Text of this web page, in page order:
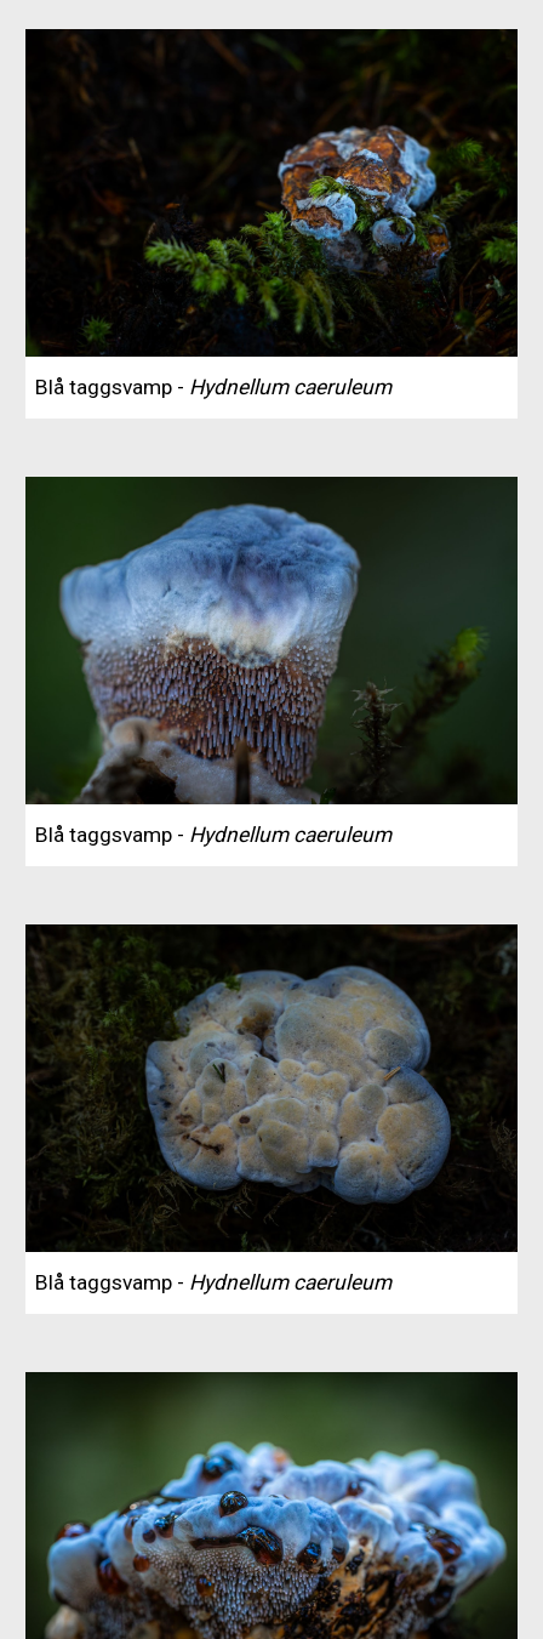
Blå taggsvamp - Hydnellum caeruleum
Blå taggsvamp - Hydnellum caeruleum
Blå taggsvamp - Hydnellum caeruleum